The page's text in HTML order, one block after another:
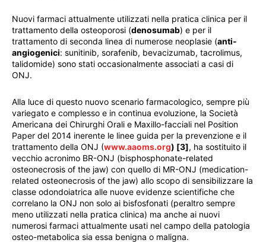
Nuovi farmaci attualmente utilizzati nella pratica clinica per il
trattamento della osteoporosi (denosumab) e per il
trattamento di seconda linea di numerose neoplasie (anti-
angiogenici: sunitinib, sorafenib, bevacizumab, tacrolimus,
talidomide) sono stati occasionalmente associati a casi di
ONJ.
Alla luce di questo nuovo scenario farmacologico, sempre più
variegato e complesso e in continua evoluzione, la Società
Americana dei Chirurghi Orali e Maxillo-facciali nel Position
Paper del 2014 inerente le linee guida per la prevenzione e il
trattamento della ONJ (www.aaoms.org) [3], ha sostituito il
vecchio acronimo BR-ONJ (bisphosphonate-related
osteonecrosis of the jaw) con quello di MR-ONJ (medication-
related osteonecrosis of the jaw) allo scopo di sensibilizzare la
classe odondoiatrica alle nuove evidenze scientifiche che
correlano la ONJ non solo ai bisfosfonati (peraltro sempre
meno utilizzati nella pratica clinica) ma anche ai nuovi
numerosi farmaci attualmente usati nel campo della patologia
osteo-metabolica sia essa benigna o maligna.